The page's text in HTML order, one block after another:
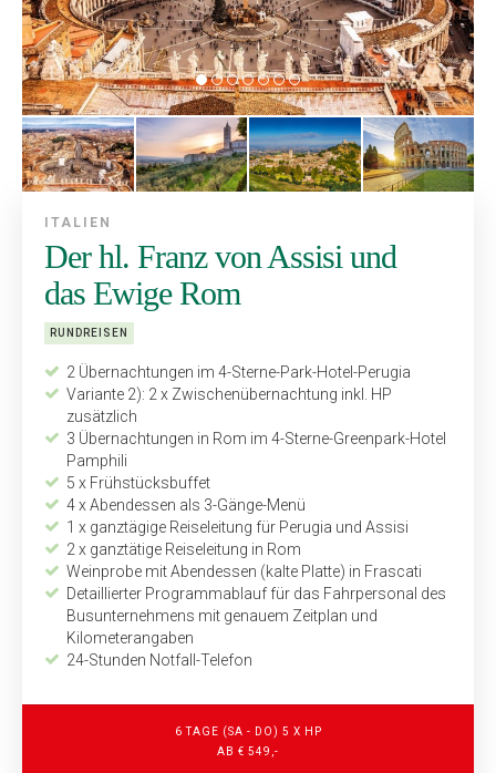
ITALIEN
Der hl. Franz von Assisi und
das Ewige Rom
RUNDREISEN
2 Übernachtungen im 4-Sterne-Park-Hotel-Perugia
Variante 2): 2 x Zwischenübernachtung inkl. HP
zusätzlich
3 Übernachtungen in Rom im 4-Sterne-Greenpark-Hotel
Pamphili
5 x Frühstücksbuffet
4 x Abendessen als 3-Gänge-Menü
1 x ganztägige Reiseleitung für Perugia und Assisi
2 x ganztätige Reiseleitung in Rom
Weinprobe mit Abendessen (kalte Platte) in Frascati
Detaillierter Programmablauf für das Fahrpersonal des
Busunternehmens mit genauem Zeitplan und
Kilometerangaben
24-Stunden Notfall-Telefon
6 TAGE (SA - DO) 5 X HP
AB € 549,-